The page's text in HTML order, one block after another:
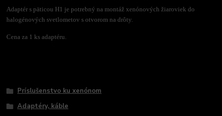
Adaptér s päticou H1 je potrebný na montáž xenónových žiaroviek do
halogénových svetlometov s otvorom na drôty.
Cena za 1 ks adaptéru.
Príslušenstvo ku xenónom
Adaptéry, káble